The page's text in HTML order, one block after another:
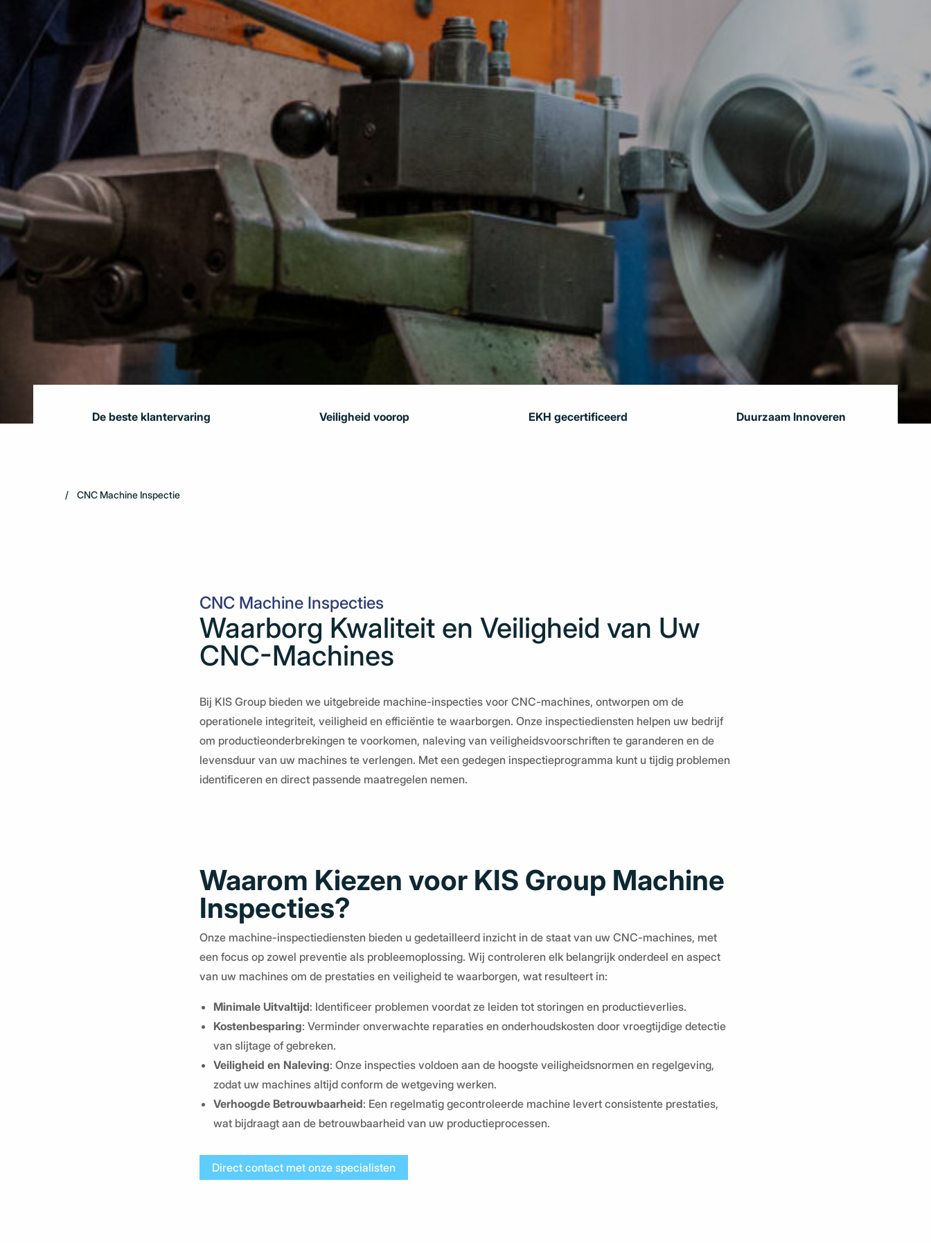
De beste klantervaring Veiligheid voorop EKH gecertificeerd Duurzaam Innoveren
CNC Machine Inspectie
Waarborg Kwaliteit en Veiligheid van Uw
CNC-Machines
CNC Machine Inspecties
Bij KIS Group bieden we uitgebreide machine-inspecties voor CNC-machines, ontworpen om de
operationele integriteit, veiligheid en efficiëntie te waarborgen. Onze inspectiediensten helpen uw bedrijf
om productieonderbrekingen te voorkomen, naleving van veiligheidsvoorschriften te garanderen en de
levensduur van uw machines te verlengen. Met een gedegen inspectieprogramma kunt u tijdig problemen
identificeren en direct passende maatregelen nemen.
Waarom Kiezen voor KIS Group Machine
Inspecties?
Onze machine-inspectiediensten bieden u gedetailleerd inzicht in de staat van uw CNC-machines, met
een focus op zowel preventie als probleemoplossing. Wij controleren elk belangrijk onderdeel en aspect
van uw machines om de prestaties en veiligheid te waarborgen, wat resulteert in:
Minimale Uitvaltijd: Identificeer problemen voordat ze leiden tot storingen en productieverlies.
Kostenbesparing: Verminder onverwachte reparaties en onderhoudskosten door vroegtijdige detectie
van slijtage of gebreken.
Veiligheid en Naleving: Onze inspecties voldoen aan de hoogste veiligheidsnormen en regelgeving,
zodat uw machines altijd conform de wetgeving werken.
Verhoogde Betrouwbaarheid: Een regelmatig gecontroleerde machine levert consistente prestaties,
wat bijdraagt aan de betrouwbaarheid van uw productieprocessen.
Direct contact met onze specialisten